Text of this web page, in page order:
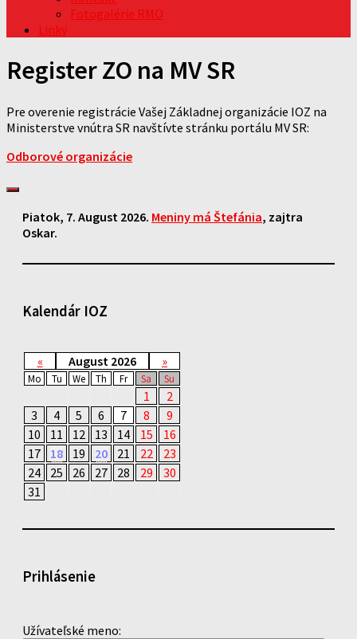
Fotogalérie RMO
Linky
Register ZO na MV SR
Pre overenie registrácie Vašej Základnej organizácie IOZ na
Ministerstve vnútra SR navštívte stránku portálu MV SR:
Odborové organizácie
Piatok, 7. August 2026. Meniny má Štefánia, zajtra
Oskar.
Kalendár IOZ
« August 2026 »
Mo Tu We Th Fr Sa Su
1
2
3
4 5 6 7 8
9
10
11 12 13 14 15
16
17
18 19 20 21 22
23
24
25 26 27 28 29
30
31
Prihlásenie
Užívateľské meno: